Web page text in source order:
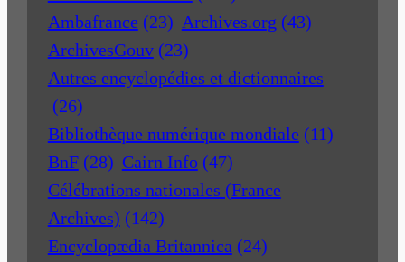
Ambafrance (23) Archives.org (43)
ArchivesGouv (23)
Autres encyclopédies et dictionnaires
(26)
Bibliothèque numérique mondiale (11)
BnF (28) Cairn Info (47)
Célébrations nationales (France
Archives) (142)
Encyclopædia Britannica (24)